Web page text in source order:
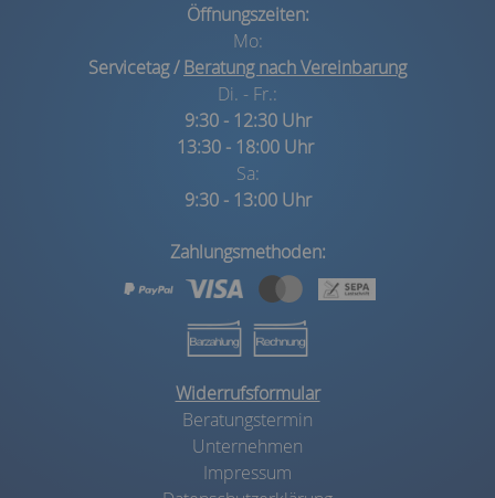
Öffnungszeiten:
Mo:
Servicetag /Beratung nach Vereinbarung
Di. - Fr.:
9:30 - 12:30 Uhr
13:30 - 18:00 Uhr
Sa:
9:30 - 13:00 Uhr
Zahlungsmethoden:
Widerrufsformular
Beratungstermin
Unternehmen
Impressum